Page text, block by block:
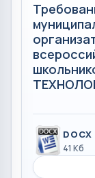
DOCX
41 Кб